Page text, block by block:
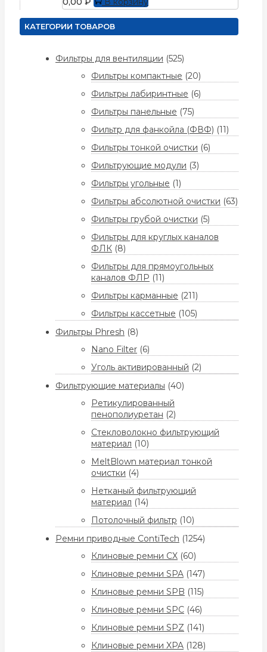
КАТЕГОРИИ ТОВАРОВ
Фильтры для вентиляции (525)
Фильтры компактные (20)
Фильтры лабиринтные (6)
Фильтры панельные (75)
Фильтр для фанкойла (ФВФ) (11)
Фильтры тонкой очистки (6)
Фильтрующие модули (3)
Фильтры угольные (1)
Фильтры абсолютной очистки (63)
Фильтры грубой очистки (5)
Фильтры для круглых каналов
ФЛК (8)
Фильтры для прямоугольных
каналов ФЛР (11)
Фильтры карманные (211)
Фильтры кассетные (105)
Фильтры Phresh (8)
Nano Filter (6)
Уголь активированный (2)
Фильтрующие материалы (40)
Ретикулированный
пенополиуретан (2)
Стекловолокно фильтрующий
материал (10)
MeltBlown материал тонкой
очистки (4)
Нетканый фильтрующий
материал (14)
Потолочный фильтр (10)
Ремни приводные ContiTech (1254)
Клиновые ремни CX (60)
Клиновые ремни SPA (147)
Клиновые ремни SPB (115)
Клиновые ремни SPC (46)
Клиновые ремни SPZ (141)
Клиновые ремни XPA (128)